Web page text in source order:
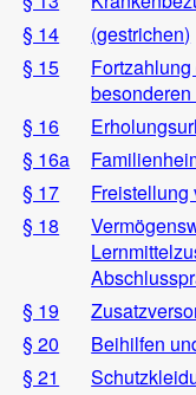
§ 14
(gestrichen)
§ 15
§ 16
§ 16a
§ 17
Freistellung
§ 18
§ 19
§ 20
Beihilfen
§ 21